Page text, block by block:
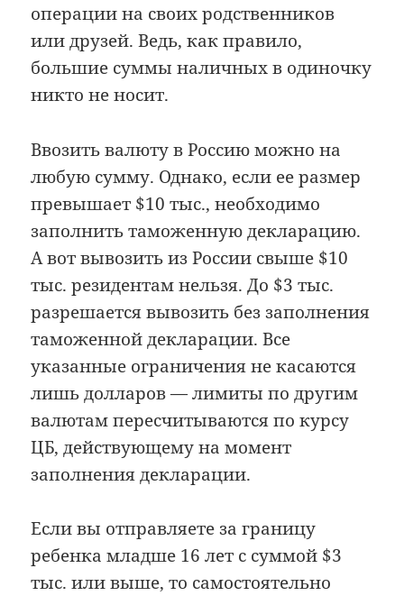
операции на своих родственников
или друзей. Ведь, как правило,
большие суммы наличных в одиночку
никто не носит.
Ввозить валюту в Россию можно на
любую сумму. Однако, если ее размер
превышает $10 тыс., необходимо
заполнить таможенную декларацию.
А вот вывозить из России свыше $10
тыс. резидентам нельзя. До $3 тыс.
разрешается вывозить без заполнения
таможенной декларации. Все
указанные ограничения не касаются
лишь долларов — лимиты по другим
валютам пересчитываются по курсу
ЦБ, действующему на момент
заполнения декларации.
Если вы отправляете за границу
ребенка младше 16 лет с суммой $3
тыс. или выше, то самостоятельно